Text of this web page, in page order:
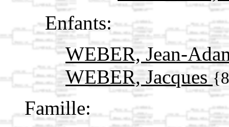
Enfants:
WEBER, Jean-
WEBER, Jacques
Famille: